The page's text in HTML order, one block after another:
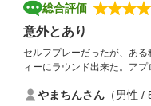
総合評価
意外とあり
セルフプレーだったが、あ
ィーにラウンド出来た。ア
やまちんさん （男性 /